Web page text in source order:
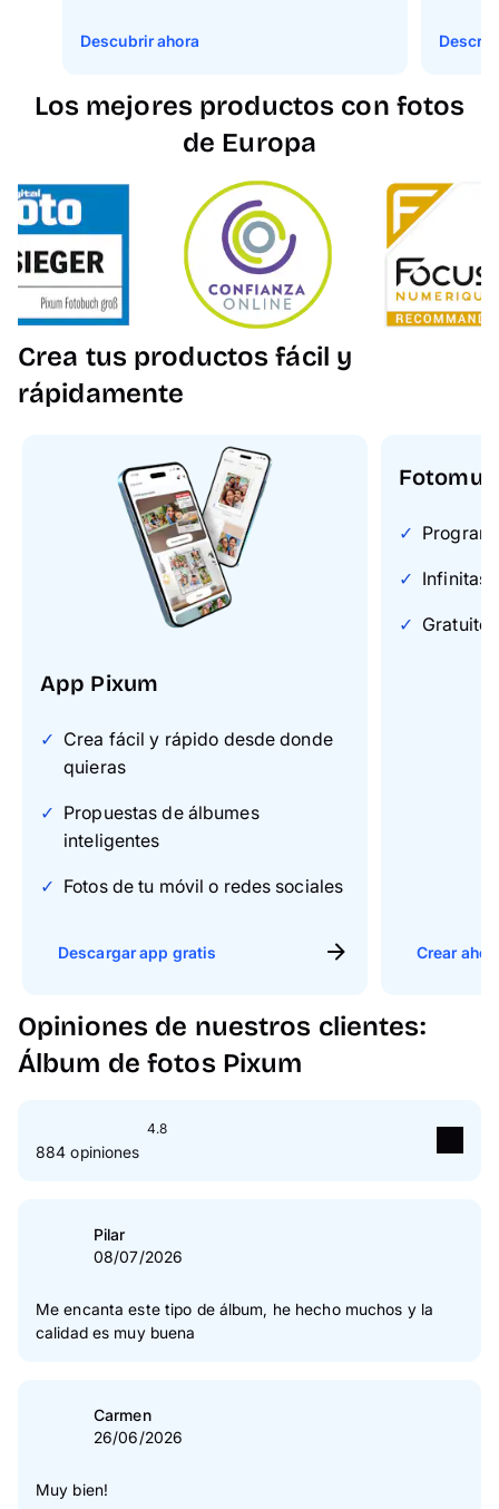
Descubrir ahora
Los mejores productos con fotos
de Europa
Crea tus productos fácil y
rápidamente
App Pixum
Crea fácil y rápido desde donde
quieras
Propuestas de álbumes
inteligentes
Fotos de tu móvil o redes sociales
Descargar app gratis
Infinitas
Gratuito
Crear
Opiniones de nuestros clientes:
Álbum de fotos Pixum
4.8
884 opiniones
Estrella(s)
Estrella(s)
2
Estrella(s)
1 Estrella(s)
Pilar
08/07/2026
Me encanta este tipo de álbum, he hecho muchos y la
calidad es muy buena
Carmen
26/06/2026
Muy bien!